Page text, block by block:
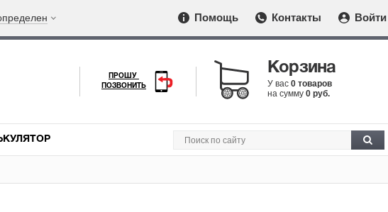
Помощь Контакты Войти
ПРОШУ
ПОЗВОНИТЬ
Корзина
У вас 0 товаров
на сумму 0 руб.